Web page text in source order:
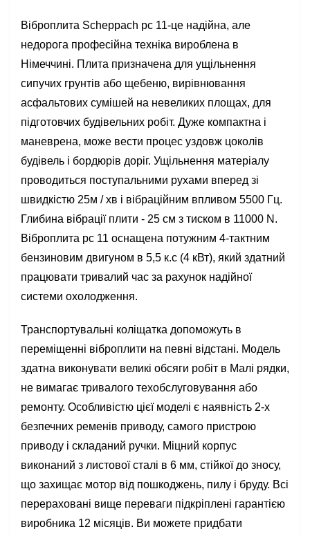
Віброплита Scheppach pc 11-це надійна, але
недорога професійна техніка вироблена в
Німеччині. Плита призначена для ущільнення
сипучих грунтів або щебеню, вирівнювання
асфальтових сумішей на невеликих площах, для
підготовчих будівельних робіт. Дуже компактна і
маневрена, може вести процес уздовж цоколів
будівель і бордюрів доріг. Ущільнення матеріалу
проводиться поступальними рухами вперед зі
швидкістю 25м / хв і вібраційним впливом 5500 Гц.
Глибина вібрації плити - 25 см з тиском в 11000 N.
Віброплита pc 11 оснащена потужним 4-тактним
бензиновим двигуном в 5,5 к.с (4 кВт), який здатний
працювати тривалий час за рахунок надійної
системи охолодження.
Транспортувальні коліщатка допоможуть в
переміщенні віброплити на певні відстані. Модель
здатна виконувати великі обсяги робіт в Малі рядки,
не вимагає тривалого техобслуговування або
ремонту. Особливістю цієї моделі є наявність 2-х
безпечних ременів приводу, самого пристрою
приводу і складаний ручки. Міцний корпус
виконаний з листової сталі в 6 мм, стійкої до зносу,
що захищає мотор від пошкоджень, пилу і бруду. Всі
перераховані вище переваги підкріплені гарантією
виробника 12 місяців. Ви можете придбати